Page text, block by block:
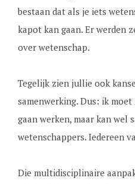
bestaan dat als je iets
kapot kan gaan. Er werden
over wetenschap.
Tegelijk zien jullie ook
samenwerking. Dus: ik
gaan werken, maar kan wel
wetenschappers. Iedereen
Die multidisciplinaire